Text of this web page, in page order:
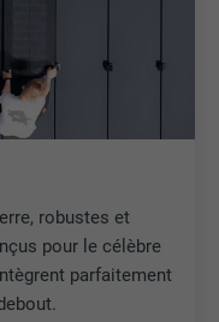
robustes et
pour le célèbre
parfaitement